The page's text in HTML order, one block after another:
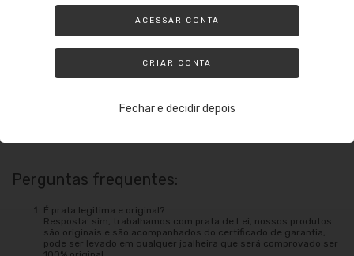
Evite usar a Prata ao fazer tarefas domésticas que possam envolver o
uso de produtos nocivos (principalmente alvejante) ou até mesmo nadar
em uma piscina com cloro. Lembre-se de que mesmo sendo prata ela
Outros agentes que podem danificar: tintas de cabelo, perfumes e até
Perguntas frequentes:
É prata legitima e original?
Resposta: sim, trabalhamos com prata de Lei, nossos produtos
são originais e são acompanhados do certificado de garantia,
pode ser levado em qualquer joalheira que será comprovado ser
ACESSAR CONTA
CRIAR CONTA
Fechar e decidir depois